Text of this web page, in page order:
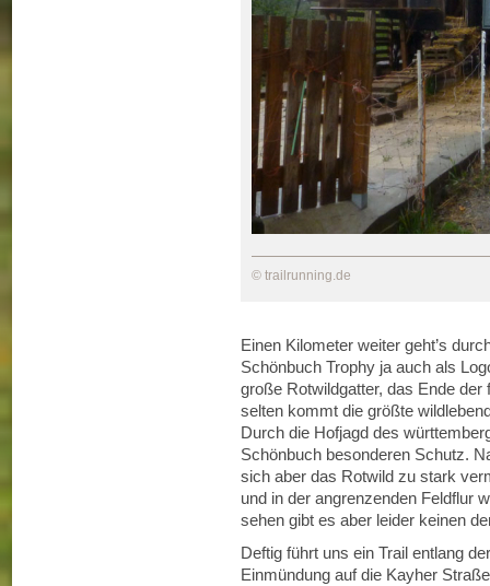
© trailrunning.de
Einen Kilometer weiter geht’s
Schönbuch Trophy ja auch als
große Rotwildgatter, das Ende
selten kommt die größte
Durch die Hofjagd des
Schönbuch besonderen Schutz.
sich aber das Rotwild zu stark
und in der angrenzenden Feldflur
sehen gibt es aber leider keinen
Deftig führt uns ein Trail entlang
Einmündung auf die Kayher